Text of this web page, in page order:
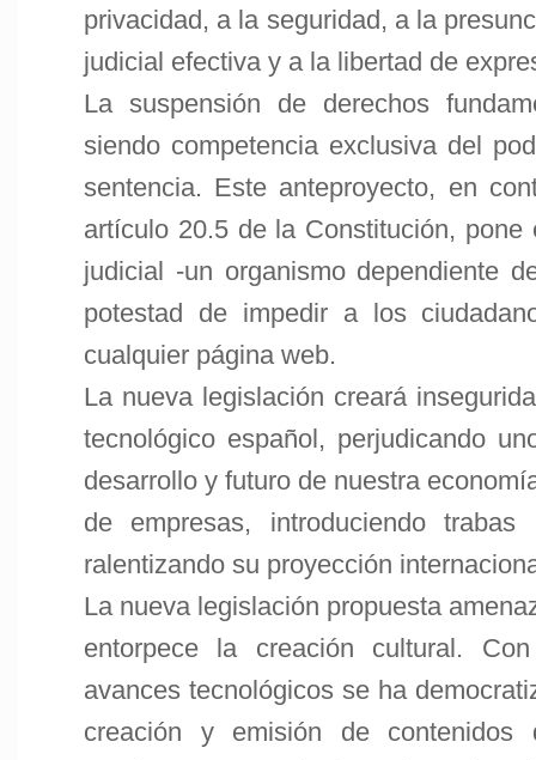
privacidad, a la seguridad, a la
judicial efectiva y a la libertad de
La suspensión de derechos
siendo competencia exclusiva del
sentencia. Este anteproyecto, en
artículo 20.5 de la Constitución,
judicial -un organismo dependiente
potestad de impedir a los
cualquier página web.
La nueva legislación creará
tecnológico español, perjudicando
desarrollo y futuro de nuestra
de empresas, introduciendo
ralentizando su proyección
La nueva legislación propuesta
entorpece la creación cultural.
avances tecnológicos se ha
creación y emisión de